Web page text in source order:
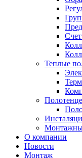
Теплые
О компании
Новости
Монтаж